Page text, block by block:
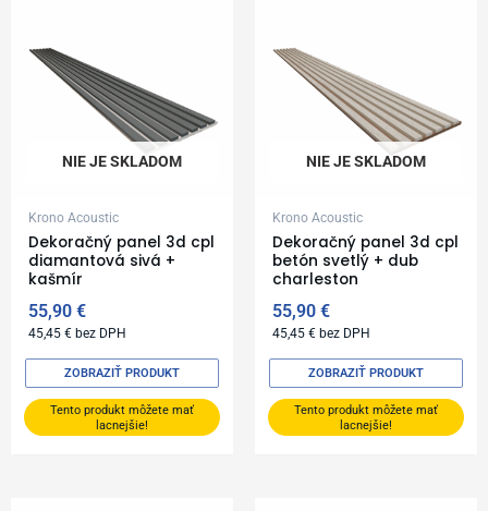
NIE JE SKLADOM
Krono Acoustic
Dekoračný panel 3d cpl
diamantová sivá +
kašmír
55,90€
45,45€ bez DPH
Tento produkt môžete mať
lacnejšie!
ZOBRAZIŤ PRODUKT
NIE JE SKLADOM
Krono Acoustic
Dekoračný panel 3d cpl
betón svetlý + dub
charleston
55,90€
45,45€ bez DPH
Tento produkt môžete mať
lacnejšie!
ZOBRAZIŤ PRODUKT